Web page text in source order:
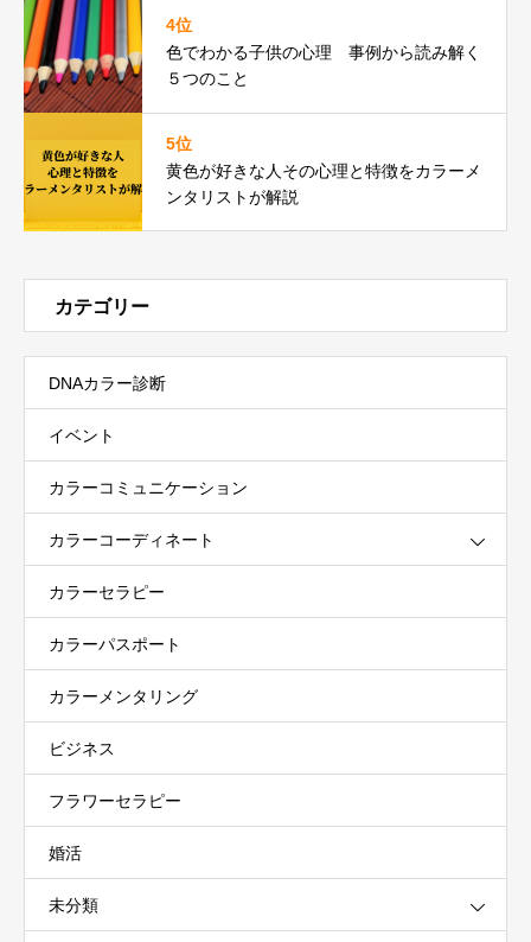
4位
色でわかる子供の心理 事例から読み解く
５つのこと
5位
黄色が好きな人その心理と特徴をカラーメ
ンタリストが解説
カテゴリー
DNAカラー診断
イベント
カラーコミュニケーション
カラーコーディネート
カラーセラピー
カラーパスポート
カラーメンタリング
ビジネス
フラワーセラピー
婚活
未分類